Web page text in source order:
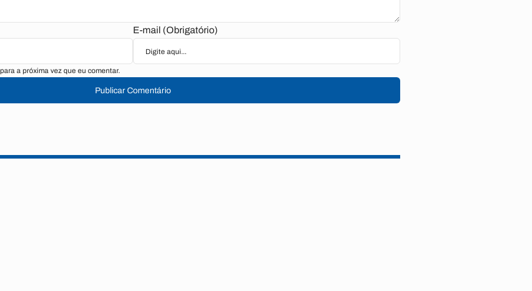
E-mail (Obrigatório)
a próxima vez que eu comentar.
Publicar Comentário